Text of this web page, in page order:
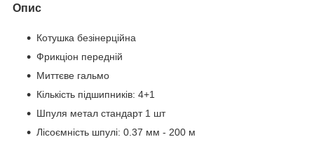
Опис
Котушка безінерційна
Фрикціон передній
Миттєве гальмо
Кількість підшипників: 4+1
Шпуля метал стандарт 1 шт
Лісоємність шпулі: 0.37 мм - 200 м